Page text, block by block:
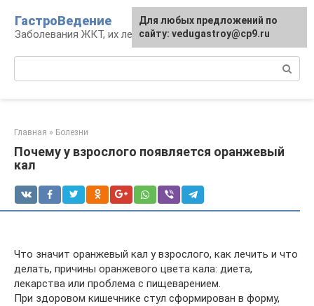
контенту
ГастроВедение
Заболевания ЖКТ, их лечение и профилактика
Главная » Болезни
Почему у взрослого появляется оранжевый
кал
Что значит оранжевый кал у взрослого, как лечить и что
делать, причины оранжевого цвета кала: диета,
лекарства или проблема с пищеварением.
При здоровом кишечнике стул сформирован в форму,
Для любых предложений по
сайту: vedugastroy@cp9.ru